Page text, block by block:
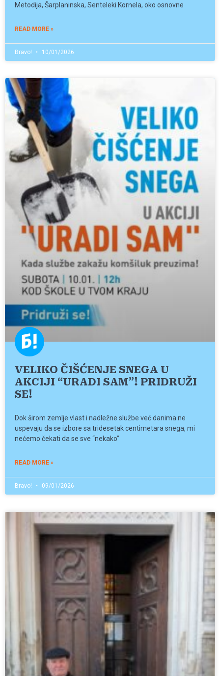
Metodija, Šarplaninska, Senteleki Kornela, oko osnovne
READ MORE »
Bravo! 10/01/2026
VELIKO ČIŠĆENJE SNEGA U
AKCIJI “URADI SAM”! PRIDRUŽI
SE!
Dok širom zemlje vlast i nadležne službe već danima ne
uspevaju da se izbore sa tridesetak centimetara snega, mi
nećemo čekati da se sve “nekako”
READ MORE »
Bravo! 09/01/2026